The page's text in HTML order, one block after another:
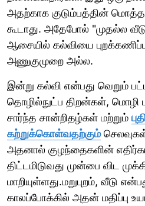
அதற்காக குடும்பத்தின் மொத்த
கூடாது. அதேபோல் "முதல்ல
ஆசையில் கல்வியை
அணுகுமுறை அல்ல.
இன்று கல்வி என்பது வெறும்
தொழில்நுட்ப திறன்கள், மொழி
சார்ந்த சான்றிதழ்கள் மற்றும்
கற்றுக்கொள்வதற்கும்
அதனால் குழந்தைகளின்
திட்டமிடுவது முன்பை விட
மாறியுள்ளது.மறுபுறம், வீடு
காலப்போக்கில் அதன் மதிப்பு